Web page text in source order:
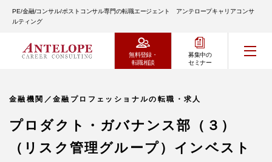
PE/金融/コンサル/ポストコンサル専門の転職エージェント アンテロープキャリアコンサ
ルティング
無料登録・
転職相談
募集中の
セミナー
金融機関／金融プロフェッショナルの転職・求人
プロダクト・ガバナンス部（３）
（リスク管理グループ）インベスト